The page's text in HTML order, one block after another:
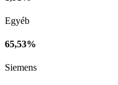
Egyéb
65,53%
Siemens